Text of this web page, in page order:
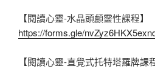
【閱讀心靈-水晶頭顱靈性課程】
https://forms.gle/
【閱讀心靈-直覺式托特塔羅牌課程